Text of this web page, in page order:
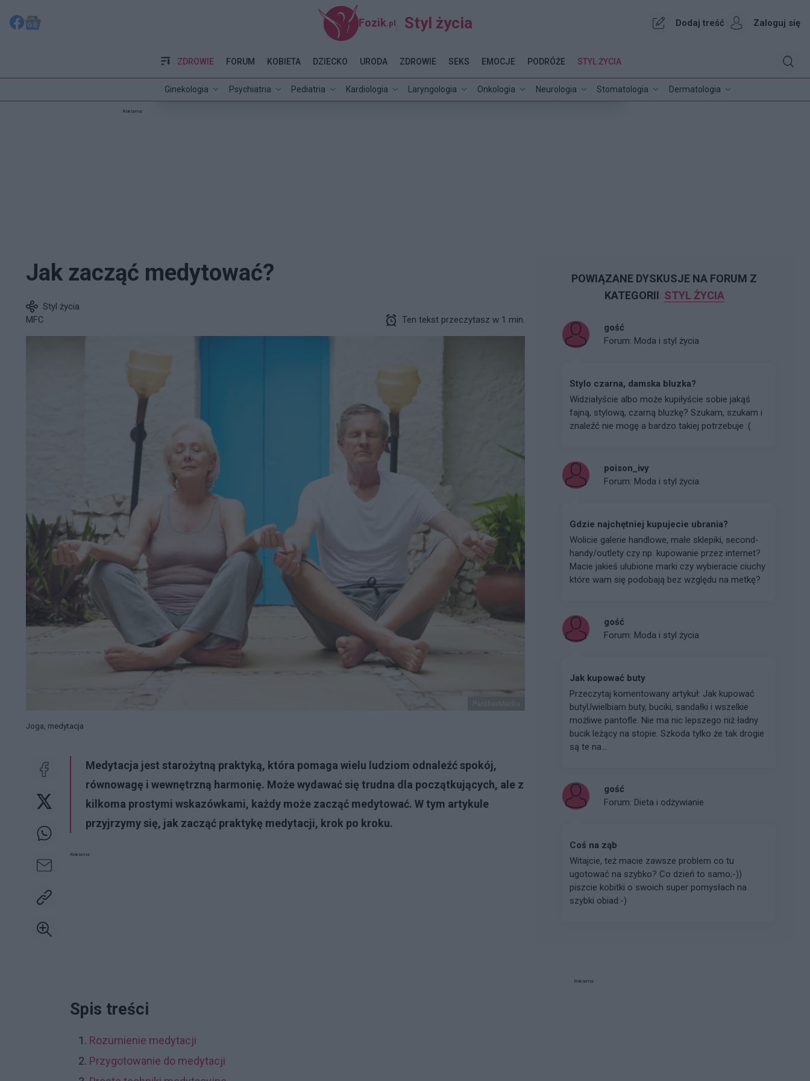
Fozik .pl Styl życia Dodaj treść Zaloguj się
ZDROWIE
Ginekologia Psychiatria Pediatria Kardiologia Laryngologia Onkologia Neurologia Stomatologia Dermatologia
FORUM KOBIETA DZIECKO URODA ZDROWIE SEKS EMOCJE PODRÓŻE STYL ŻYCIA
Reklama:
Jak zacząć medytować?
Styl życia
MFC
Ten tekst przeczytasz w 1 min.
Joga, medytacja
Medytacja jest starożytną praktyką, która pomaga wielu ludziom odnaleźć spokój,
równowagę i wewnętrzną harmonię. Może wydawać się trudna dla początkujących, ale z
kilkoma prostymi wskazówkami, każdy może zacząć medytować. W tym artykule
przyjrzymy się, jak zacząć praktykę medytacji, krok po kroku.
Reklama:
Spis treści
Rozumienie medytacji
Przygotowanie do medytacji
POWIĄZANE DYSKUSJE NA FORUM Z
KATEGORII STYL ŻYCIA
gość
Forum: Moda i styl życia
Stylo czarna, damska bluzka?
Widziałyście albo może kupiłyście sobie jakąś
fajną, stylową, czarną bluzkę? Szukam, szukam i
znaleźć nie mogę a bardzo takiej potrzebuje :(
poison_ivy
Forum: Moda i styl życia
Gdzie najchętniej kupujecie ubrania?
Wolicie galerie handlowe, małe sklepiki, second-
handy/outlety czy np. kupowanie przez internet?
Macie jakieś ulubione marki czy wybieracie ciuchy
które wam się podobają bez względu na metkę?
gość
Forum: Moda i styl życia
Jak kupować buty
Przeczytaj komentowany artykuł: Jak kupować
butyUwielbiam buty, buciki, sandałki i wszelkie
możliwe pantofle. Nie ma nic lepszego niż ładny
bucik leżący na stopie. Szkoda tylko że tak drogie
są te na...
gość
Forum: Dieta i odżywianie
Coś na ząb
Witajcie, też macie zawsze problem co tu
ugotować na szybko? Co dzień to samo;-))
piszcie kobitki o swoich super pomysłach na
szybki obiad:-)
Reklama: